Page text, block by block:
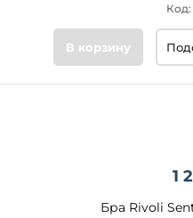
основания
Код:
В корзину
1
Бра Rivoli